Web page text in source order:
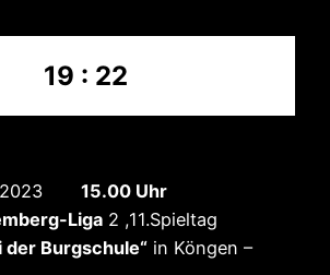
19 : 22
15.00 Uhr
Liga 2 ,11.Spieltag
der Burgschule“ in Köngen –